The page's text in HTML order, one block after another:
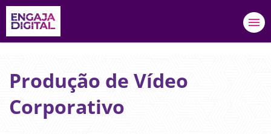
Produção de Vídeo
Corporativo